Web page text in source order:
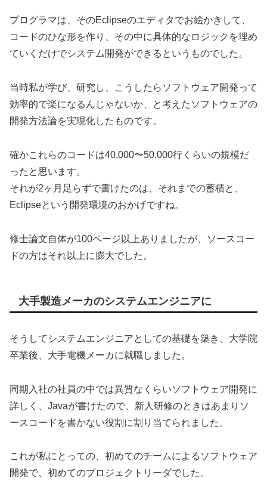
プログラマは、そのEclipseのエディタでお絵かきして、
コードのひな形を作り、その中に具体的なロジックを埋め
ていくだけでシステム開発ができるというものでした。
当時私が学び、研究し、こうしたらソフトウェア開発って
効率的で楽になるんじゃないか、と考えたソフトウェアの
開発方法論を実現化したものです。
確かこれらのコードは40,000〜50,000行くらいの規模だ
ったと思います。
それが2ヶ月足らずで書けたのは、それまでの蓄積と、
Eclipseという開発環境のおかげですね。
修士論文自体が100ページ以上ありましたが、ソースコー
ドの方はそれ以上に膨大でした。
大手製造メーカのシステムエンジニアに
そうしてシステムエンジニアとしての基礎を築き、大学院
卒業後、大手電機メーカに就職しました。
同期入社の社員の中では異質なくらいソフトウェア開発に
詳しく、Javaが書けたので、新人研修のときはあまりソ
ースコードを書かない役割に割り当てられました。
これが私にとっての、初めてのチームによるソフトウェア
開発で、初めてのプロジェクトリーダでした。